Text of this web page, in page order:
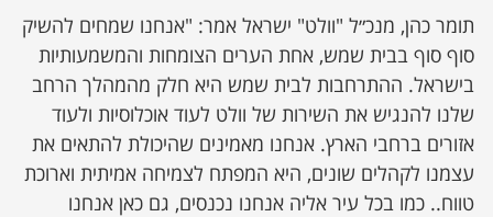
תומר כהן, מנכ״ל "וולט" ישראל אמר: "אנחנו שמחים להשיק
סוף סוף בבית שמש, אחת הערים הצומחות והמשמעותיות
בישראל. ההתרחבות לבית שמש היא חלק מהמהלך הרחב
שלנו להנגיש את השירות של וולט לעוד אוכלוסיות ולעוד
אזורים ברחבי הארץ. אנחנו מאמינים שהיכולת להתאים את
עצמנו לקהלים שונים, היא המפתח לצמיחה אמיתית וארוכת
טווח.. כמו בכל עיר אליה אנחנו נכנסים, גם כאן אנחנו